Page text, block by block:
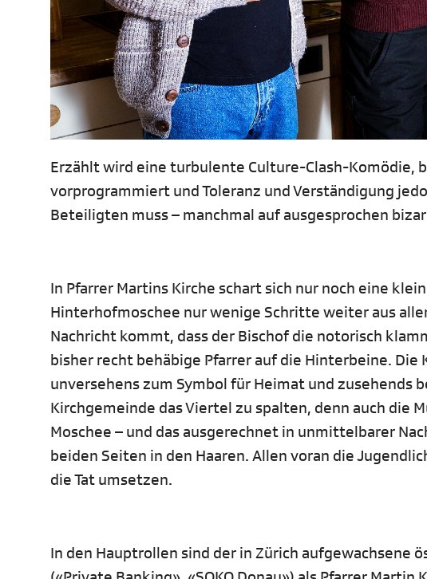
Erzählt wird eine turbulente Culture-Clash-Komödie,
vorprogrammiert und Toleranz und Verständigung
Beteiligten muss – manchmal auf ausgesprochen
In Pfarrer Martins Kirche schart sich nur noch eine
Hinterhofmoschee nur wenige Schritte weiter aus
Nachricht kommt, dass der Bischof die notorisch
bisher recht behäbige Pfarrer auf die Hinterbeine.
unversehens zum Symbol für Heimat und zusehends
Kirchgemeinde das Viertel zu spalten, denn auch die
Moschee – und das ausgerechnet in unmittelbarer
beiden Seiten in den Haaren. Allen voran die
die Tat umsetzen.
In den Hauptrollen sind der in Zürich aufgewachsene